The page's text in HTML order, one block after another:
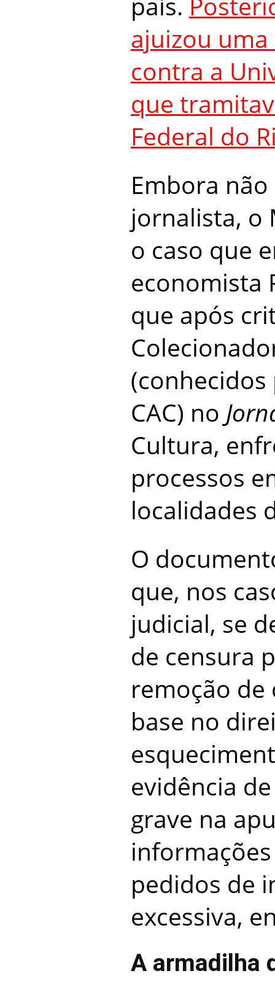
ajuizou
contra a
que
Federal do
Embora
jornalista, o
o caso que
economista
que após
CAC) no
Cultura,
processos
localidades
O
que, nos
judicial, se
de censura
remoção
base no
evidência
grave na
pedidos de
excessiva,
A armadilha